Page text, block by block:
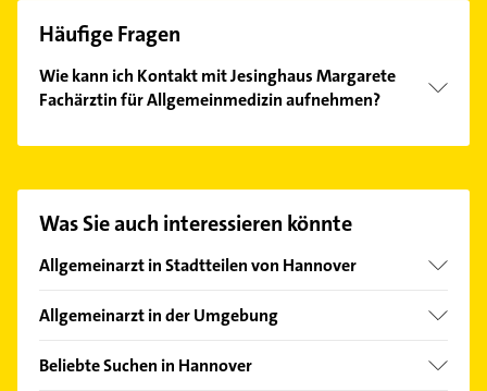
Häufige Fragen
Wie kann ich Kontakt mit Jesinghaus Margarete
Fachärztin für Allgemeinmedizin aufnehmen?
unserem Kontaktdaten-Bereich auswählen. Hier
finden Sie alle Kontaktdaten
Was Sie auch interessieren könnte
Allgemeinarzt in Stadtteilen von Hannover
Ahlem
Bemerode
Allgemeinarzt in der Umgebung
Ronnenberg
Beliebte Suchen in Hannover